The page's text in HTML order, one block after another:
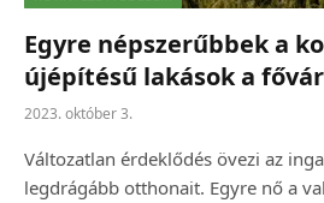
Egyre népszerűbbek a
újépítésű lakások a
2023. október 3.
Változatlan érdeklődés övezi az
legdrágább otthonait. Egyre nő a